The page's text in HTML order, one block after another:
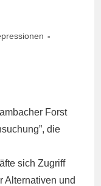
Forst
die
sich Zugriff
Alternativen und